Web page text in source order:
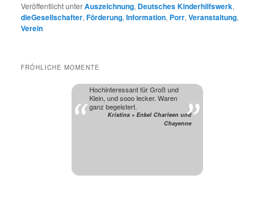
Veröffentlicht unterAuszeichnung, Deutsches Kinderhilfswerk,
dieGesellschafter,Förderung,Information, Porr,Veranstaltung,
Verein
FRÖHLICHE MOMENTE
Hochinteressant für Groß und
Klein, und sooo lecker. Waren
ganz begeistert.
Kristina + Enkel Charleen und
Chayenne